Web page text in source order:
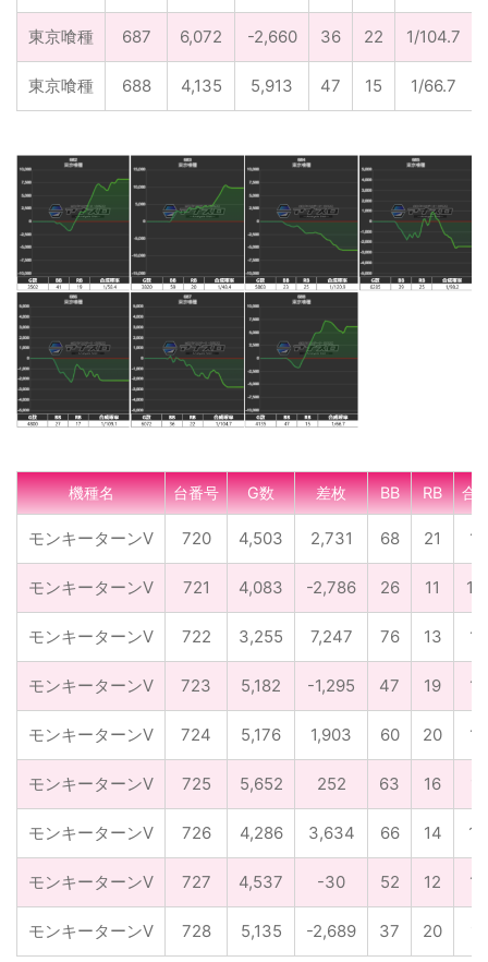
東京喰種 687 6,072 -2,660 36 22 1/104.7
東京喰種 688 4,135 5,913 47 15 1/66.7
機種名 台番号 G数 差枚 BB RB 合
モンキーターンV 720 4,503 2,731 68 21 1/
モンキーターンV 721 4,083 -2,786 26 11 1/
モンキーターンV 722 3,255 7,247 76 13 1/
モンキーターンV 723 5,182 -1,295 47 19 1/
モンキーターンV 724 5,176 1,903 60 20 1/
モンキーターンV 725 5,652 252 63 16
モンキーターンV 726 4,286 3,634 66 14 1/
モンキーターンV 727 4,537 -30 52 12 1/
モンキーターンV 728 5,135 -2,689 37 20